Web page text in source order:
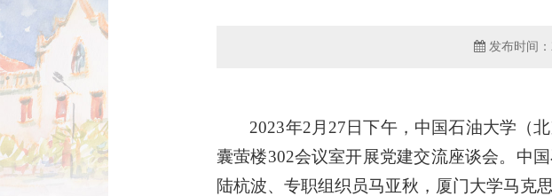
发布时间：
2023年2月27日下午，中国石油大学（
囊萤楼302会议室开展党建交流座谈会。中
陆杭波、专职组织员马亚秋，厦门大学马克